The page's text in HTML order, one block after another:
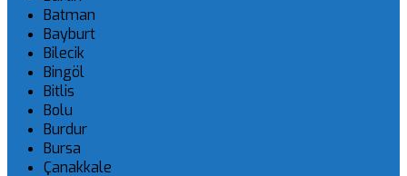
Batman
Bayburt
Bilecik
Bingöl
Bitlis
Bolu
Burdur
Bursa
Çanakkale